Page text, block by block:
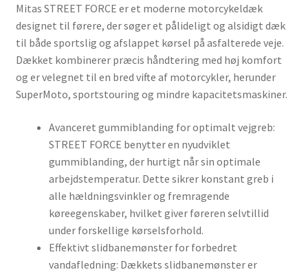
Mitas STREET FORCE er et moderne motorcykeldæk
designet til førere, der søger et pålideligt og alsidigt dæk
til både sportslig og afslappet kørsel på asfalterede veje.
Dækket kombinerer præcis håndtering med høj komfort
og er velegnet til en bred vifte af motorcykler, herunder
SuperMoto, sportstouring og mindre kapacitetsmaskiner.
Avanceret gummiblanding for optimalt vejgreb:
STREET FORCE benytter en nyudviklet
gummiblanding, der hurtigt når sin optimale
arbejdstemperatur. Dette sikrer konstant greb i
alle hældningsvinkler og fremragende
køreegenskaber, hvilket giver føreren selvtillid
under forskellige kørselsforhold.
Effektivt slidbanemønster for forbedret
vandafledning: Dækkets slidbanemønster er